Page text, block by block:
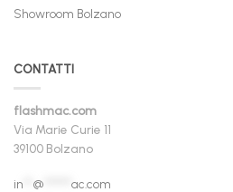
Showroom Bolzano
CONTATTI
flashmac.com
Via Marie Curie 11
39100 Bolzano
in @
ac.com